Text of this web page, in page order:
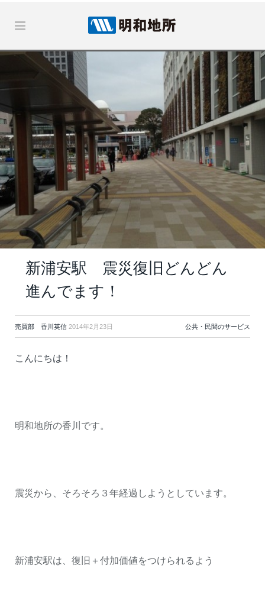
新浦安駅 震災復旧どんどん
進んでます！
売買部 香川英信 2014年2月23日 公共・民間のサービス
こんにちは！
明和地所の香川です。
震災から、そろそろ３年経過しようとしています。
新浦安駅は、復旧＋付加価値をつけられるよう